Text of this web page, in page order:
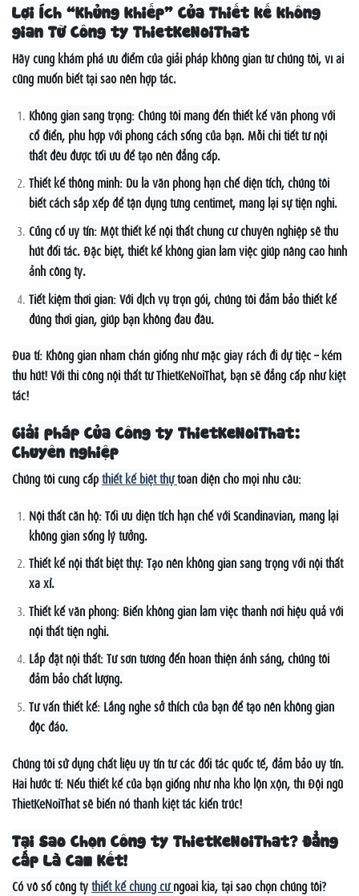
Lợi Ích “Khủng khiếp” Của Thiết kế không
gian Từ Công ty ThietKeNoiThat
Hãy cùng khám phá ưu điểm của giải pháp không gian từ chúng tôi, vì ai
cũng muốn biết tại sao nên hợp tác.
Không gian sang trọng: Chúng tôi mang đến thiết kế văn phòng với
cổ điển, phù hợp với phong cách sống của bạn. Mỗi chi tiết từ nội
thất đều được tối ưu để tạo nên đẳng cấp.
Thiết kế thông minh: Dù là văn phòng hạn chế diện tích, chúng tôi
biết cách sắp xếp để tận dụng từng centimet, mang lại sự tiện nghi.
Củng cố uy tín: Một thiết kế nội thất chung cư chuyên nghiệp sẽ thu
hút đối tác. Đặc biệt, thiết kế không gian làm việc giúp nâng cao hình
ảnh công ty.
Tiết kiệm thời gian: Với dịch vụ trọn gói, chúng tôi đảm bảo thiết kế
đúng thời gian, giúp bạn không đau đầu.
Đùa tí: Không gian nhàm chán giống như mặc giày rách đi dự tiệc – kém
thu hút! Với thi công nội thất từ ThietKeNoiThat, bạn sẽ đẳng cấp như kiệt
tác!
Giải pháp Của Công ty ThietKeNoiThat:
Chuyên nghiệp
Chúng tôi cung cấpthiết kế biệt thựtoàn diện cho mọi nhu cầu:
Nội thất căn hộ: Tối ưu diện tích hạn chế với Scandinavian, mang lại
không gian sống lý tưởng.
Thiết kế nội thất biệt thự: Tạo nên không gian sang trọng với nội thất
xa xỉ.
Thiết kế văn phòng: Biến không gian làm việc thành nơi hiệu quả với
nội thất tiện nghi.
Lắp đặt nội thất: Từ sơn tường đến hoàn thiện ánh sáng, chúng tôi
đảm bảo chất lượng.
Tư vấn thiết kế: Lắng nghe sở thích của bạn để tạo nên không gian
độc đáo.
Chúng tôi sử dụng chất liệu uy tín từ các đối tác quốc tế, đảm bảo uy tín.
Hài hước tí: Nếu thiết kế của bạn giống như nhà kho lộn xộn, thì Đội ngũ
ThietKeNoiThat sẽ biến nó thành kiệt tác kiến trúc!
Tại Sao Chọn Công ty ThietKeNoiThat? Đẳng
cấp Là Cam Kết!
Có vô số công tythiết kế chung cưngoài kia, tại sao chọn chúng tôi?